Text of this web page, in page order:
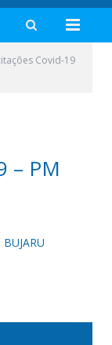
Covid-19
– PM